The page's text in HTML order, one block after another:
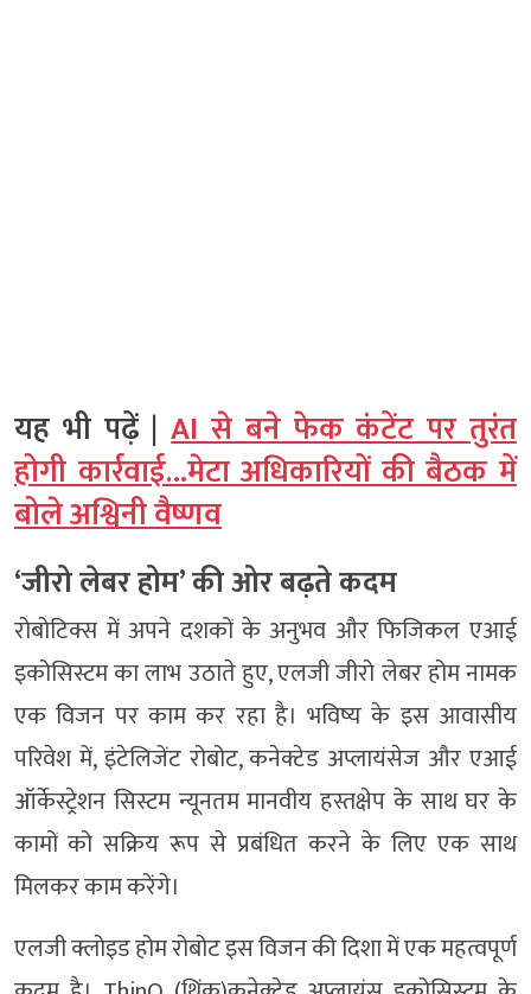
यह भी पढ़ें |AI से बने फेक कंटेंट पर तुरंत
होगी कार्रवाई…मेटा अधिकारियों की बैठक में
बोले अश्विनी वैष्णव
‘जीरो लेबर होम’ की ओर बढ़ते कदम
रोबोटिक्स में अपने दशकों के अनुभव और फिजिकल एआई
इकोसिस्टम का लाभ उठाते हुए, एलजी जीरो लेबर होम नामक
एक विजन पर काम कर रहा है। भविष्य के इस आवासीय
परिवेश में, इंटेलिजेंट रोबोट, कनेक्टेड अप्लायंसेज और एआई
ऑर्केस्ट्रेशन सिस्टम न्यूनतम मानवीय हस्तक्षेप के साथ घर के
कामों को सक्रिय रूप से प्रबंधित करने के लिए एक साथ
मिलकर काम करेंगे।
एलजी क्लोइड होम रोबोट इस विजन की दिशा में एक महत्वपूर्ण